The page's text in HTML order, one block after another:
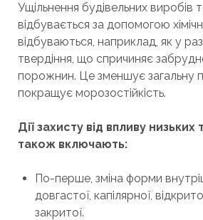
Ущільнення будівельних виробів
відбувається за допомогою
відбуваються, наприклад, як у
твердіння, що спричиняє
порожнин. Це зменшує загальну
покращує морозостійкість.
Дії захисту від впливу
також включають:
По-перше, зміна форми
довгастої, капілярної,
закритої.